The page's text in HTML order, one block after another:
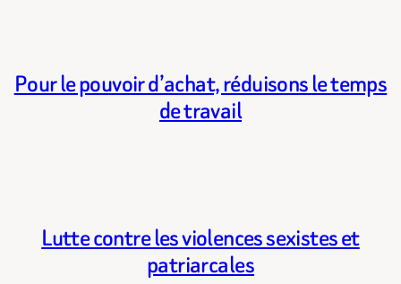
Pour le pouvoir d’achat, réduisons le temps
de travail
Lutte contre les violences sexistes et
patriarcales